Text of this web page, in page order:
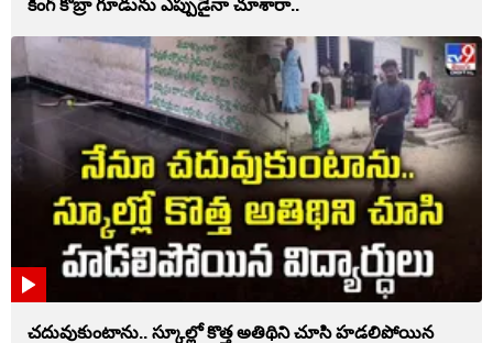
కింగ్ కోబ్రా గూడును ఎప్పుడైనా చూశారా..
చదువుకుంటాను.. స్కూల్లో కొత్త అతిథిని చూసి హడలిపోయిన